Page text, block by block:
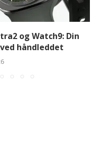
og Watch9: Din
håndleddet